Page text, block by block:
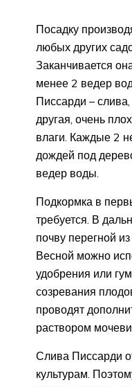
Посадку
любых других
Заканчивается
менее 2 ведер
Писсарди –
другая, очень
влаги. Каждые 2
дождей под
ведер воды.
Подкормка в
требуется. В
почву перегной
Весной можно
удобрения или
созревания
проводят
раствором
Слива Писсарди
культурам.